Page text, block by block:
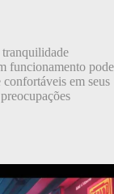
tranquilidade
funcionamento pode
confortáveis em seus